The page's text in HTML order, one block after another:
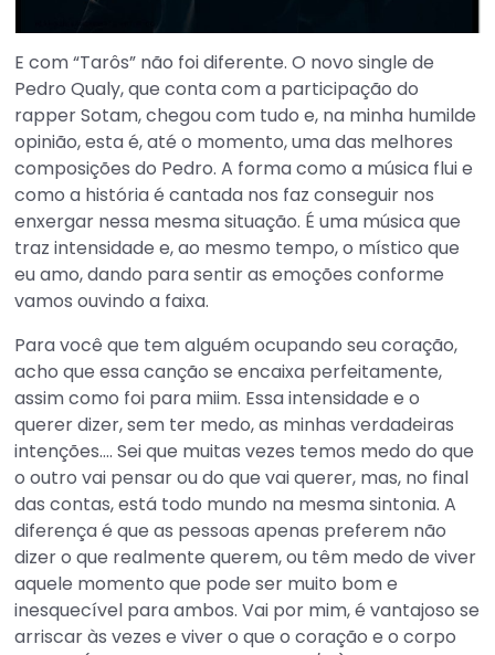
E com “Tarôs” não foi diferente. O novo single de
Pedro Qualy, que conta com a participação do
rapper Sotam, chegou com tudo e, na minha humilde
opinião, esta é, até o momento, uma das melhores
composições do Pedro. A forma como a música flui e
como a história é cantada nos faz conseguir nos
enxergar nessa mesma situação. É uma música que
traz intensidade e, ao mesmo tempo, o místico que
eu amo, dando para sentir as emoções conforme
vamos ouvindo a faixa.
Para você que tem alguém ocupando seu coração,
acho que essa canção se encaixa perfeitamente,
assim como foi para miim. Essa intensidade e o
querer dizer, sem ter medo, as minhas verdadeiras
intenções…. Sei que muitas vezes temos medo do que
o outro vai pensar ou do que vai querer, mas, no final
das contas, está todo mundo na mesma sintonia. A
diferença é que as pessoas apenas preferem não
dizer o que realmente querem, ou têm medo de viver
aquele momento que pode ser muito bom e
inesquecível para ambos. Vai por mim, é vantajoso se
arriscar às vezes e viver o que o coração e o corpo